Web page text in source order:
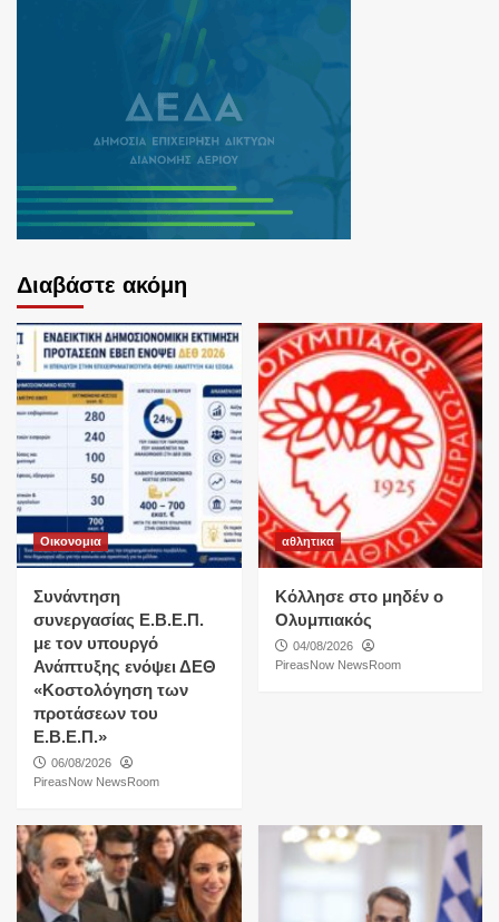
Διαβάστε ακόμη
Οικονομια
Συνάντηση
συνεργασίας Ε.Β.Ε.Π.
με τον υπουργό
Ανάπτυξης ενόψει ΔΕΘ
«Κοστολόγηση των
προτάσεων του
Ε.Β.Ε.Π.»
06/08/2026
PireasNow NewsRoom
αθλητικα
Κόλλησε στο μηδέν ο
Ολυμπιακός
04/08/2026
PireasNow NewsRoom